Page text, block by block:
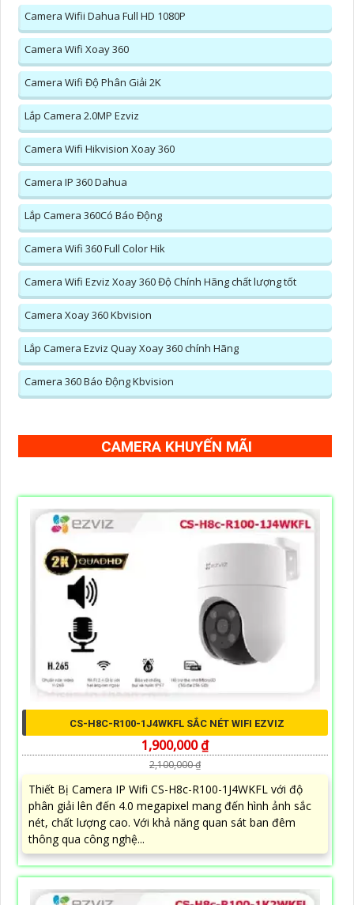
Camera Wifii Dahua Full HD 1080P
Camera Wifi Xoay 360
Camera Wifi Độ Phân Giải 2K
Lắp Camera 2.0MP Ezviz
Camera Wifi Hikvision Xoay 360
Camera IP 360 Dahua
Lắp Camera 360Có Báo Động
Camera Wifi 360 Full Color Hik
Camera Wifi Ezviz Xoay 360 Độ Chính Hãng chất lượng tốt
Camera Xoay 360 Kbvision
Lắp Camera Ezviz Quay Xoay 360 chính Hãng
Camera 360 Báo Động Kbvision
CAMERA KHUYẾN MÃI
CS-H8C-R100-1J4WKFL SẮC NÉT WIFI EZVIZ
1,900,000 ₫
2,100,000 ₫
Thiết Bị Camera IP Wifi CS-H8c-R100-1J4WKFL với độ
phân giải lên đến 4.0 megapixel mang đến hình ảnh sắc
nét, chất lượng cao. Với khả năng quan sát ban đêm
thông qua công nghệ...